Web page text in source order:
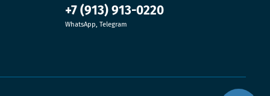
+7 (913) 913-0220
WhatsApp, Telegram